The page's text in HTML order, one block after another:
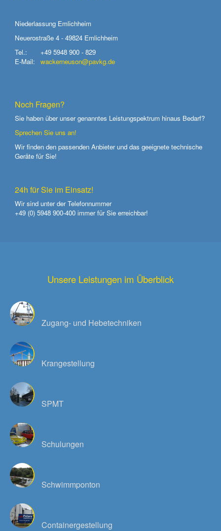
Niederlassung Emlichheim
Neuerostraße 4 - 49824 Emlichheim
Tel.:
+49 5948 900 - 829
E-Mail:
wackerneuson@pavkg.de
Noch Fragen?
Sie haben über unser genanntes Leistungspektrum hinaus Bedarf?
Sprechen Sie uns an!
Wir finden den passenden Anbieter und das geeignete technische
Geräte für Sie!
24h für Sie im Einsatz!
Wir sind unter der Telefonnummer
+49 (0) 5948 900-400 immer für Sie erreichbar!
Unsere Leistungen im Überblick
Zugang- und Hebetechniken
Krangestellung
SPMT
Schulungen
Schwimmponton
Containergestellung